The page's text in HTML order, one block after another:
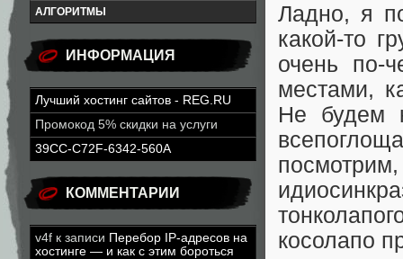
АЛГОРИТМЫ
ИНФОРМАЦИЯ
Лучший хостинг сайтов - REG.RU
Промокод 5% скидки на услуги
39CC-C72F-6342-560A
КОММЕНТАРИИ
v4f к записи Перебор IP-адресов на
хостинге — и как с этим бороться
Ладно, я
какой-то
очень по-
местами,
Не будем
косолапо